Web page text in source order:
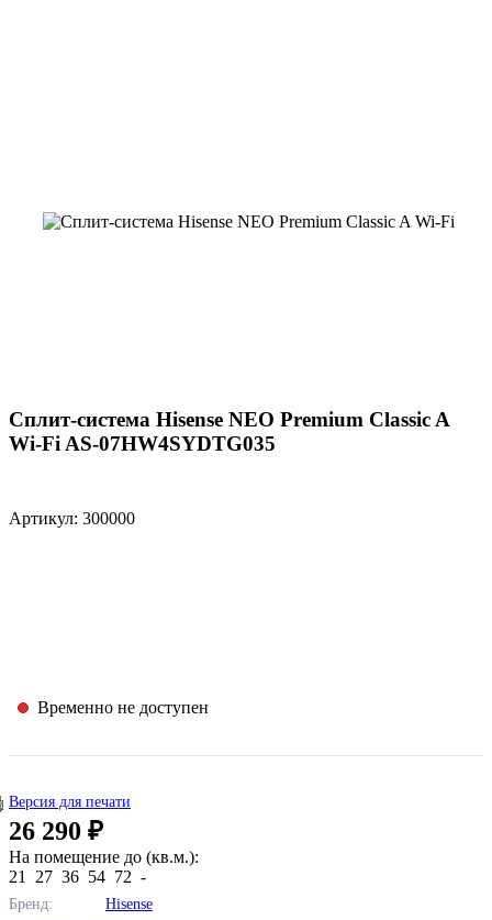
Сплит-система Hisense NEO Premium Classic A
Wi-Fi AS-07HW4SYDTG035
Артикул: 300000
Временно не доступен
Версия для печати
26 290 ₽
На помещение до (кв.м.):
21
27 36 54 72 -
Бренд:
Hisense